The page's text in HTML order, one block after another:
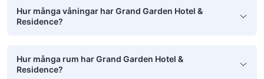
Hur många våningar har Grand Garden Hotel &
Residence?
Hur många rum har Grand Garden Hotel &
Residence?